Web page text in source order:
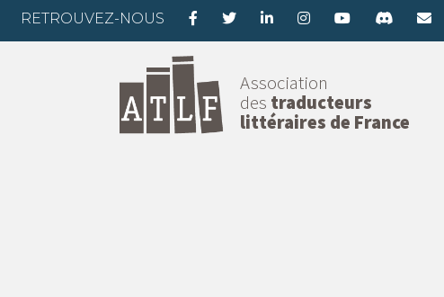
RETROUVEZ-NOUS
Association
des traducteurs
littéraires de France